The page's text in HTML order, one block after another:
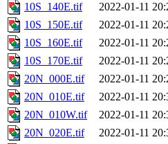
10S_140E.tif
2022-01-11
10S_150E.tif
2022-01-11
10S_160E.tif
2022-01-11
10S_170E.tif
2022-01-11
20N_000E.tif
2022-01-11
20N_010E.tif
2022-01-11
20N_010W.tif
2022-01-11
20N_020E.tif
2022-01-11